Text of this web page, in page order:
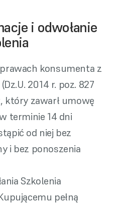
i odwołanie
konsumenta z
2014 r. poz. 827
który zawarł umowę
terminie 14 dni
od niej bez
i bez ponoszenia
Szkolenia
pełną